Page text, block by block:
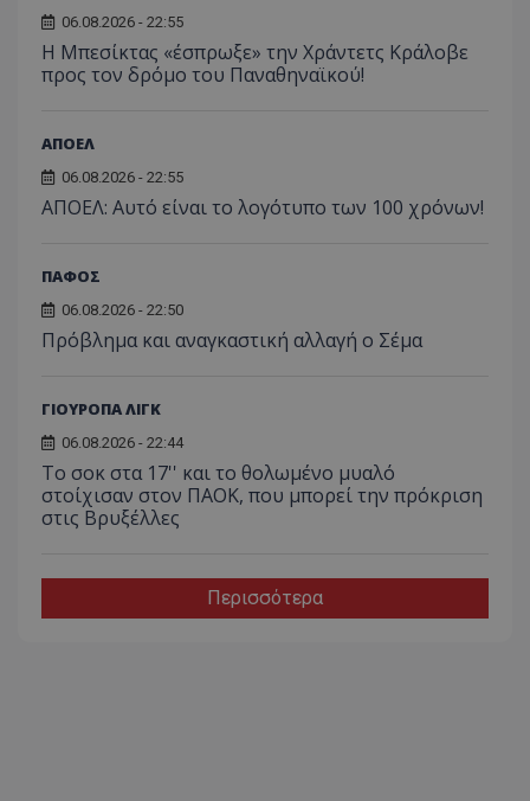
06.08.2026 - 22:55
Η Μπεσίκτας «έσπρωξε» την Χράντετς Κράλοβε
προς τον δρόμο του Παναθηναϊκού!
ΑΠΟΕΛ
06.08.2026 - 22:55
ΑΠΟΕΛ: Αυτό είναι το λογότυπο των 100 χρόνων!
ΠΑΦΟΣ
06.08.2026 - 22:50
Πρόβλημα και αναγκαστική αλλαγή ο Σέμα
ΓΙΟΥΡΟΠΑ ΛΙΓΚ
06.08.2026 - 22:44
Το σοκ στα 17'' και το θολωμένο μυαλό
στοίχισαν στον ΠΑΟΚ, που μπορεί την πρόκριση
στις Βρυξέλλες
Περισσότερα